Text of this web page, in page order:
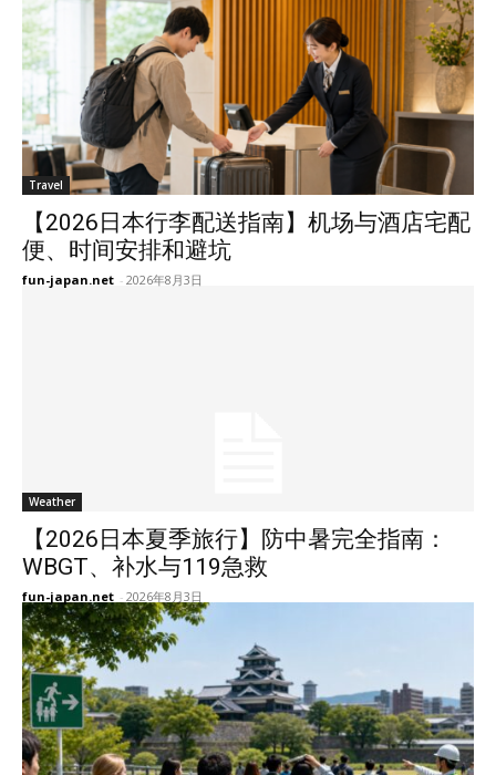
Travel
【2026日本行李配送指南】机场与酒店宅配
便、时间安排和避坑
fun-japan.net - 2026年8月3日
Weather
【2026日本夏季旅行】防中暑完全指南：
WBGT、补水与119急救
fun-japan.net - 2026年8月3日